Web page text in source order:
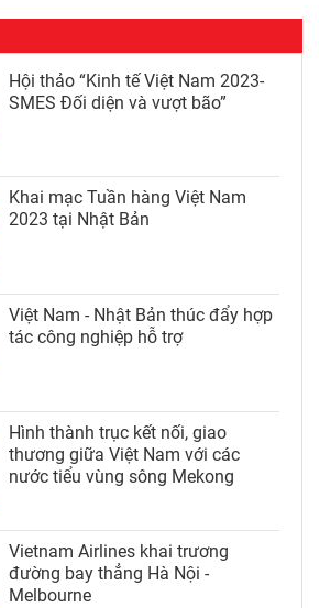
Hội thảo “Kinh tế Việt Nam 2023-
SMES Đối diện và vượt bão”
Khai mạc Tuần hàng Việt Nam
2023 tại Nhật Bản
Việt Nam - Nhật Bản thúc đẩy hợp
tác công nghiệp hỗ trợ
Hình thành trục kết nối, giao
thương giữa Việt Nam với các
nước tiểu vùng sông Mekong
Vietnam Airlines khai trương
đường bay thẳng Hà Nội -
Melbourne